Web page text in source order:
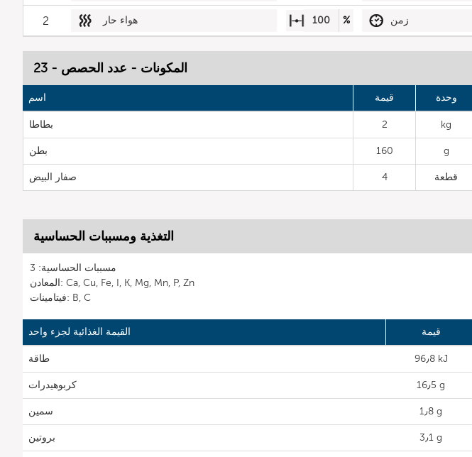
2 هواء حار 100 % زمن
المكونات - عدد الحصص - 23
اسم قيمة وحدة
بطاطا 2 kg
بطن 160 g
صفار البيض 4 قطعة
التغذية ومسببات الحساسية
مسببات الحساسية: 3
المعادن: Ca, Cu, Fe, I, K, Mg, Mn, P, Zn
فيتامينات: B, C
القيمة الغذائية لجزء واحد قيمة
طاقة 96٫8 kJ
كربوهيدرات 16٫5 g
سمين 1٫8 g
بروتين 3٫1 g